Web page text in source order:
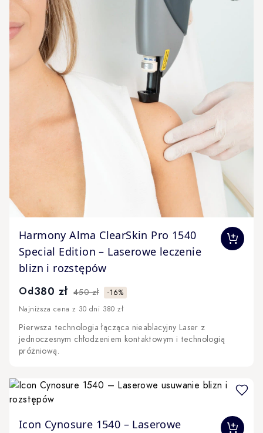
Harmony Alma ClearSkin Pro 1540
Special Edition – Laserowe leczenie
blizn i rozstępów
The price depends on the options chosen on the
Od380 zł 450 zł
-16%
Najniższa cena z 30 dni 380 zł
Pierwsza technologia łącząca nieablacyjny Laser z
jednoczesnym chłodzeniem kontaktowym i technologią
próżniową.
Icon Cynosure 1540 – Laserowe
The price depends on the options chosen on the